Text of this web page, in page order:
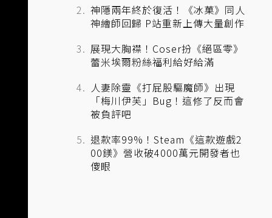
神隱兩年終於復活！《冰菓》同人
神繪師回歸 P站重新上傳大量創作
展現大胸襟！Coser扮《絕區零》
蕾米埃爾粉絲福利給好給滿
人妻除靈《打屁股驅魔師》出現
「梅川伊芙」Bug！這修了反而會
被負評吧
退款率99%！Steam《這款遊戲2
00鎂》營收破4000萬元開發者也
傻眼